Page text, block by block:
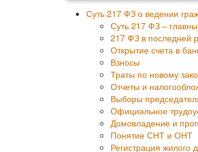
Суть 217 ФЗ о ведении
Суть 217 ФЗ –
217 ФЗ в последней
Открытие счета в
Взносы
Траты по новому
Отчеты и
Выборы
Официальное
Домовладение и
Понятие СНТ и ОНТ
Регистрация жилого